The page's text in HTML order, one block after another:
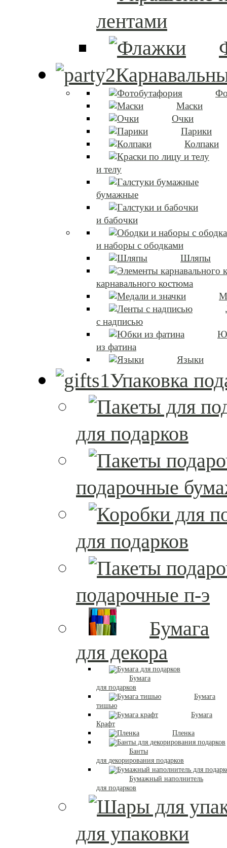
лентами
Маски
Очки
Парики
Колпаки
и телу
бумажные
и бабочки
и наборы с ободками
Шляпы
карнавального костюма
с надписью
из фатина
Языки
Упаковка
для подарков
подарочные
для подарков
подарочные п-э
Бумага
для декора
Бумага
для подарков
Бумага
тишью
Бумага
Крафт
Пленка
Банты
для декорирования подарков
Бумажный наполнитель
для подарков
для упаковки